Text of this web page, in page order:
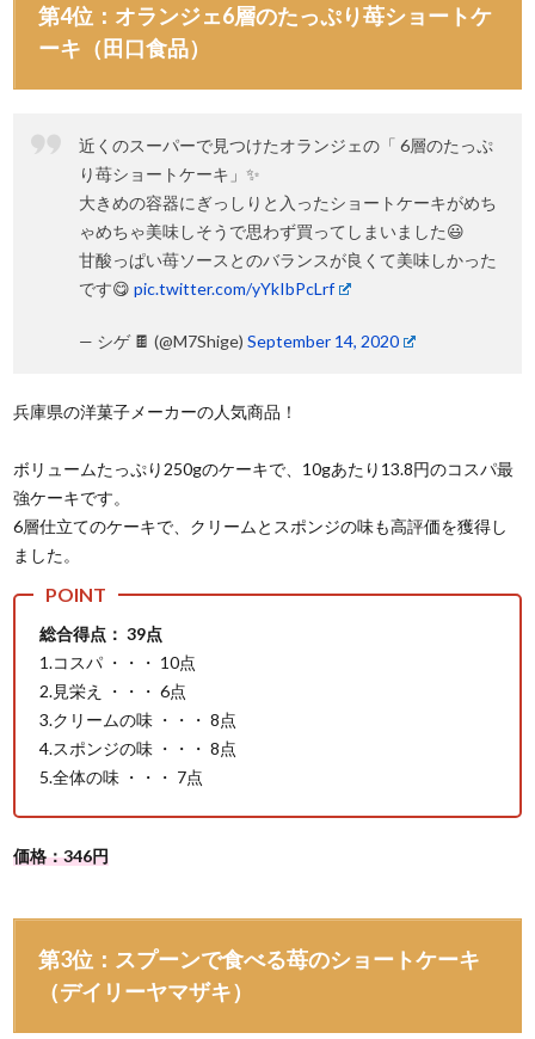
第4位：オランジェ6層のたっぷり苺ショートケ
ーキ（田口食品）
近くのスーパーで見つけたオランジェの「 6層のたっぷ
り苺ショートケーキ」✨
大きめの容器にぎっしりと入ったショートケーキがめち
ゃめちゃ美味しそうで思わず買ってしまいました😃
甘酸っぱい苺ソースとのバランスが良くて美味しかった
です😋pic.twitter.com/yYkIbPcLrf
— シゲ 🍫 (@M7Shige)September 14, 2020
兵庫県の洋菓子メーカーの人気商品！
ボリュームたっぷり250gのケーキで、10gあたり13.8円のコスパ最
強ケーキです。
6層仕立てのケーキで、クリームとスポンジの味も高評価を獲得し
ました。
総合得点： 39点
1.コスパ ・・・ 10点
2.見栄え ・・・ 6点
3.クリームの味 ・・・ 8点
4.スポンジの味 ・・・ 8点
5.全体の味 ・・・ 7点
価格：346円
第3位：スプーンで食べる苺のショートケーキ
（デイリーヤマザキ）